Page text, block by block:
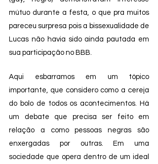
mútuo durante a festa, o que pra muitos
pareceu surpresa pois a bissexualidade de
Lucas não havia sido ainda pautada em
sua participação no BBB.
Aqui esbarramos em um tópico
importante, que considero como a cereja
do bolo de todos os acontecimentos. Há
um debate que precisa ser feito em
relação a como pessoas negras são
enxergadas por outras. Em uma
sociedade que opera dentro de um ideal